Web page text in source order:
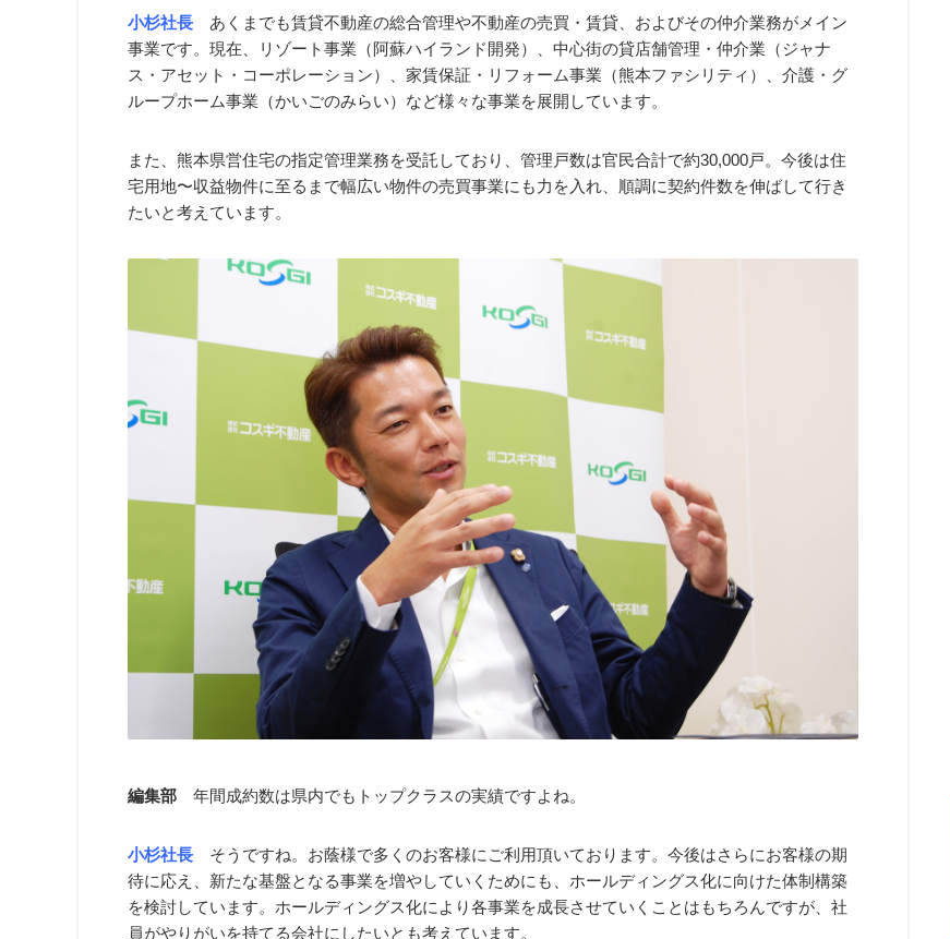
小杉社長 あくまでも賃貸不動産の総合管理や不動産の売買・賃貸、およびその仲介業務がメイン
事業です。現在、リゾート事業（阿蘇ハイランド開発）、中心街の貸店舗管理・仲介業（ジャナ
ス・アセット・コーポレーション）、家賃保証・リフォーム事業（熊本ファシリティ）、介護・グ
ループホーム事業（かいごのみらい）など様々な事業を展開しています。
また、熊本県営住宅の指定管理業務を受託しており、管理戸数は官民合計で約30,000戸。今後は住
宅用地〜収益物件に至るまで幅広い物件の売買事業にも力を入れ、順調に契約件数を伸ばして行き
たいと考えています。
編集部 年間成約数は県内でもトップクラスの実績ですよね。
小杉社長 そうですね。お蔭様で多くのお客様にご利用頂いております。今後はさらにお客様の期
待に応え、新たな基盤となる事業を増やしていくためにも、ホールディングス化に向けた体制構築
を検討しています。ホールディングス化により各事業を成長させていくことはもちろんですが、社
員がやりがいを持てる会社にしたいとも考えています。